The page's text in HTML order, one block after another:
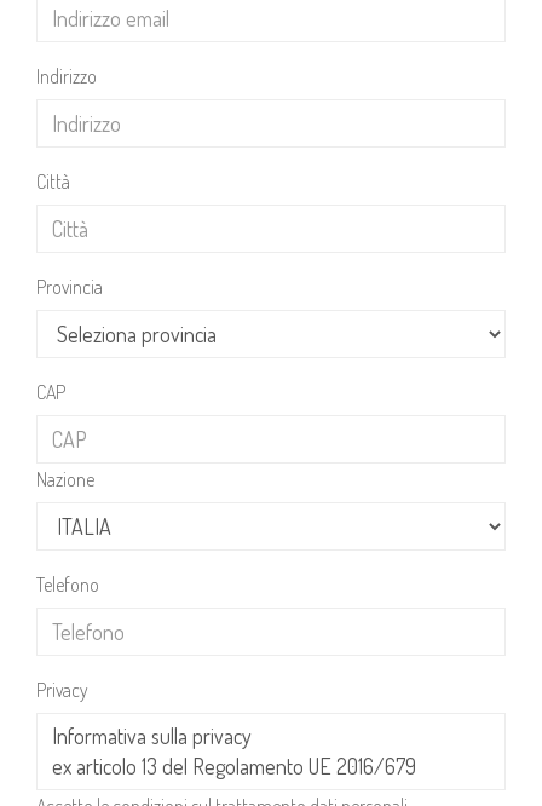
Indirizzo
Città
Provincia
CAP
Nazione
Telefono
Privacy